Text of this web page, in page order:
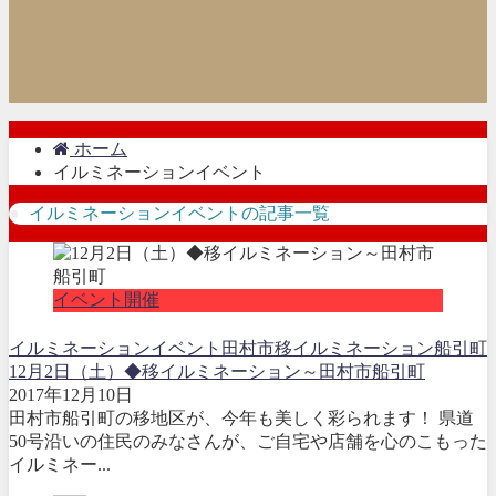
ホーム
イルミネーションイベント
イルミネーションイベントの記事一覧
イベント開催
イルミネーションイベント 田村市移イルミネーション船引町
12月2日（土）◆移イルミネーション～田村市船引町
2017年12月10日
田村市船引町の移地区が、今年も美しく彩られます！ 県道
50号沿いの住民のみなさんが、ご自宅や店舗を心のこもった
イルミネー...